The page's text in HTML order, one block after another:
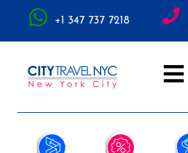
+1 347 737 7218